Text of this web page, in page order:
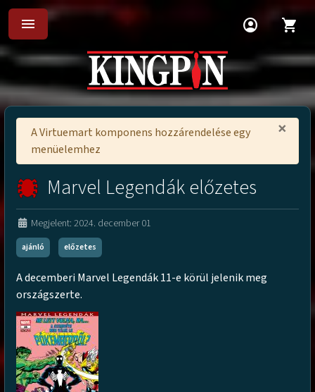
menu account_circle shopping_cart
×
A Virtuemart komponens hozzárendelése egy
menüelemhez
Marvel Legendák előzetes
Megjelent: 2024. december 01
ajánló előzetes
A decemberi Marvel Legendák 11-e körül jelenik meg
országszerte.